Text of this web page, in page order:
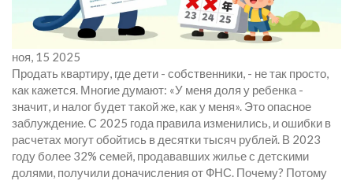
ноя, 15 2025
Продать квартиру, где дети - собственники, - не так просто,
как кажется. Многие думают: «У меня доля у ребенка -
значит, и налог будет такой же, как у меня». Это опасное
заблуждение. С 2025 года правила изменились, и ошибки в
расчетах могут обойтись в десятки тысяч рублей. В 2023
году более 32% семей, продававших жилье с детскими
долями, получили доначисления от ФНС. Почему? Потому